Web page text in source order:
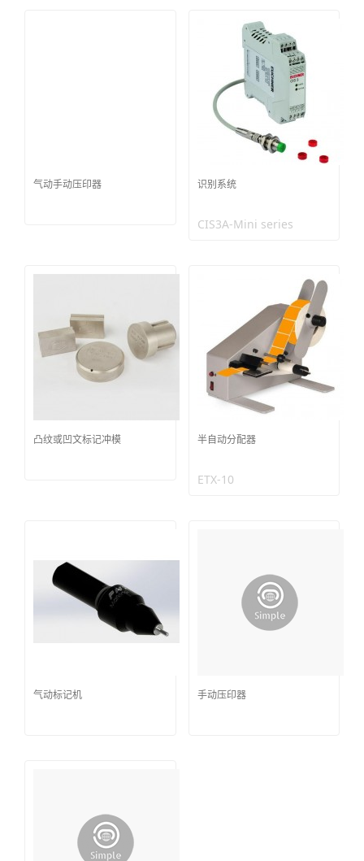
气动手动压印器 识别系统
CIS3A-Mini series
凸纹或凹文标记冲模 半自动分配器
ETX-10
气动标记机 手动压印器